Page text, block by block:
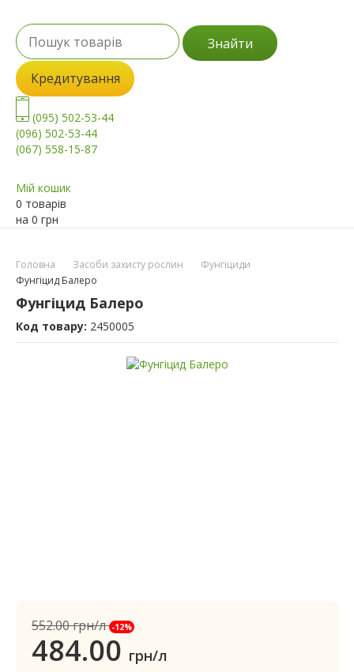
Знайти
Кредитування
(095) 502-53-44
(096) 502-53-44
(067) 558-15-87
Мій кошик
0 товарів
на 0 грн
Головна Засоби захисту рослин
Фунгіциди
Фунгіцид Балеро
Фунгіцид Балеро
Код товару: 2450005
552.00грн/л -12%
484.00 грн/л